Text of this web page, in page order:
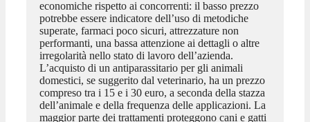
economiche rispetto ai concorrenti: il basso prezzo
potrebbe essere indicatore dell’uso di metodiche
superate, farmaci poco sicuri, attrezzature non
performanti, una bassa attenzione ai dettagli o altre
irregolarità nello stato di lavoro dell’azienda.
L’acquisto di un antiparassitario per gli animali
domestici, se suggerito dal veterinario, ha un prezzo
compreso tra i 15 e i 30 euro, a seconda della stazza
dell’animale e della frequenza delle applicazioni. La
maggior parte dei trattamenti proteggono cani e gatti